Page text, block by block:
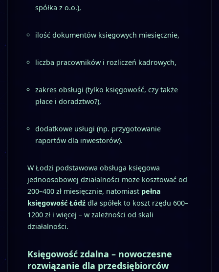
spółka z o.o.),
ilość dokumentów księgowych miesięcznie,
liczba pracowników i rozliczeń kadrowych,
zakres obsługi (tylko księgowość, czy także
płace i doradztwo?),
dodatkowe usługi (np. przygotowanie
raportów dla inwestorów).
W Łodzi podstawowa obsługa księgowa
jednoosobowej działalności może kosztować od
200–400 zł miesięcznie, natomiast pełna
księgowość Łódź dla spółek to koszt rzędu 600–
1200 zł i więcej – w zależności od skali
działalności.
Księgowość zdalna – nowoczesne
rozwiązanie dla przedsiębiorców